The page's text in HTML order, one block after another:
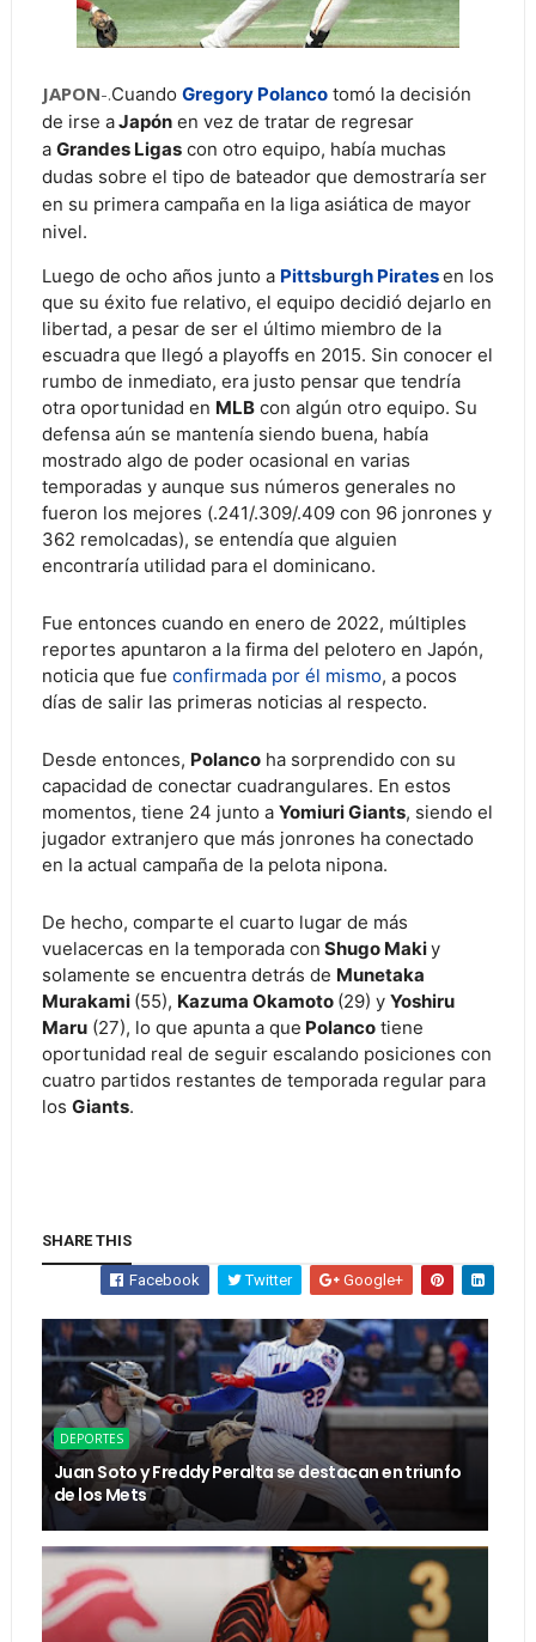
JAPON-.Cuando Gregory Polancotomó la decisión
de irse aJapónen vez de tratar de regresar
a Grandes Ligascon otro equipo, había muchas
dudas sobre el tipo de bateador que demostraría ser
en su primera campaña en la liga asiática de mayor
nivel.
Luego de ocho años junto a Pittsburgh Piratesen los
que su éxito fue relativo, el equipo decidió dejarlo en
libertad, a pesar de ser el último miembro de la
escuadra que llegó a playoffs en 2015. Sin conocer el
rumbo de inmediato, era justo pensar que tendría
otra oportunidad en MLBcon algún otro equipo. Su
defensa aún se mantenía siendo buena, había
mostrado algo de poder ocasional en varias
temporadas y aunque sus números generales no
fueron los mejores (.241/.309/.409 con 96 jonrones y
362 remolcadas), se entendía que alguien
encontraría utilidad para el dominicano.
Fue entonces cuando en enero de 2022, múltiples
reportes apuntaron a la firma del pelotero en Japón,
noticia que fue confirmada por él mismo, a pocos
días de salir las primeras noticias al respecto.
Desde entonces, Polancoha sorprendido con su
capacidad de conectar cuadrangulares. En estos
momentos, tiene 24 junto a Yomiuri Giants, siendo el
jugador extranjero que más jonrones ha conectado
en la actual campaña de la pelota nipona.
De hecho, comparte el cuarto lugar de más
vuelacercas en la temporada con Shugo Makiy
solamente se encuentra detrás de Munetaka
Murakami (55), Kazuma Okamoto (29) y Yoshiru
Maru(27), lo que apunta a que Polancotiene
oportunidad real de seguir escalando posiciones con
cuatro partidos restantes de temporada regular para
los Giants.
SHARE THIS
Facebook Twitter Google+
DEPORTES
Juan Soto y Freddy Peralta se destacan en triunfo
de los Mets